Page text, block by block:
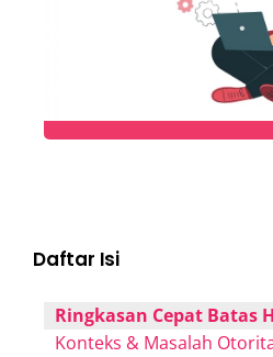
Daftar Isi
Ringkasan Cepat Batas
Konteks & Masalah